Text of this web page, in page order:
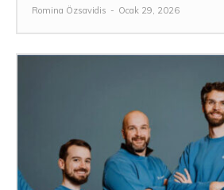
Romina Özsavidis - Ocak 29, 2026